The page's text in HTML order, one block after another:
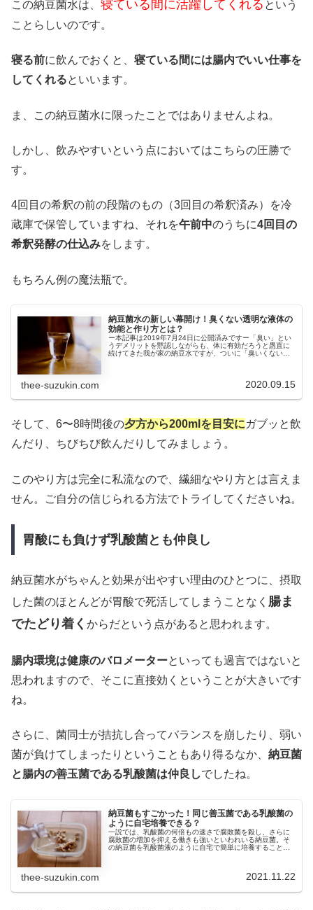
この納豆菌水は、 寝ている間に活躍してくれる という
ことらしいのです。
寝る前に飲んでおくと、 寝ている間には腸内でいい仕事を
してくれるといいます。
ま、この納豆菌水に限ったことではありませんよね。
しかし、飲みやすいという点においてはこちらの圧勝で
す。
4回目の希釈の前の段階のもの（3回目の希釈済み）を冷
蔵庫で保管していますね、それを午前中のうちに4回目の
希釈発酵の仕込みをします。
もちろん例の魔法瓶で。
納豆菌水の新しい幕開け！臭くない透明な液体の
効能と作り方とは？
ー本記事は2019年7月24日に公開済みですー「臭い」とい
うデメリットを黙認しながらも、体に有効だろうと愚直に
続けてきた我が家の納豆水ですが、ついに「臭いくない」
thee-suzukin.com 2020.09.15
そして、6〜8時間後の夕方から200mlを目安にガブッと飲
んだり、ちびちび飲んだりしてみましょう。
このやり方は完全に私流なので、繊細なやり方とは言えま
せん。ご自分の信じられる方法でトライしてくださいね。
胃酸にも負けず乳酸菌とも仲良し
納豆菌水がちゃんと効果が出やすい理由のひとつに、摂取
した菌のほとんどが胃酸で死活してしまうことなく 腸ま
でたどり着く からだという点があると思われます。
腸内環境は健康のバロメーターといっても過言ではないと
思われますので、そこに直接効くということが大きいです
ね。
さらに、菌同士が拮抗し合ってバランスを崩したり、弱い
菌が負けてしまったりということもあり得るなか、 納豆菌
と腸内の善玉菌である乳酸菌は仲良しでしたね。
納豆菌もすごかった！同じ善玉菌である乳酸菌の
ように自宅培養できる？
一説では、乳酸菌の何倍もの速さで腐敗菌を殺し、さらに
腐敗菌の増加を抑える働きも強いといわれいる納豆菌。そ
の納豆菌を乳酸菌液のように自宅で簡単に培養することが
thee-suzukin.com 2021.11.22